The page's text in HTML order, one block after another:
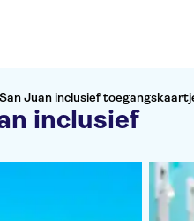
Juan inclusief
inclusief